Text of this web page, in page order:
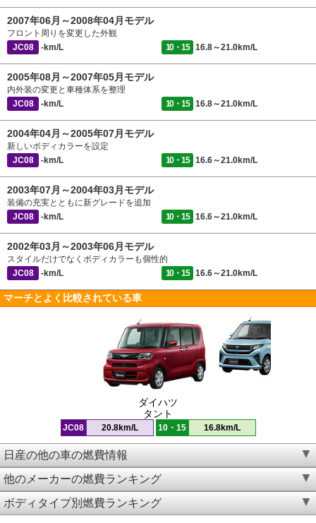
2007年06月～2008年04月モデル
フロント周りを変更した外観
JC08
-km/L 10・15 16.8～21.0km/L
2005年08月～2007年05月モデル
内外装の変更と車種体系を整理
JC08
-km/L 10・15 16.8～21.0km/L
2004年04月～2005年07月モデル
新しいボディカラーを設定
JC08
-km/L 10・15 16.6～21.0km/L
2003年07月～2004年03月モデル
装備の充実とともに新グレードを追加
JC08
-km/L 10・15 16.6～21.0km/L
2002年03月～2003年06月モデル
スタイルだけでなくボディカラーも個性的
JC08
-km/L 10・15 16.6～21.0km/L
マーチとよく比較されている車
ダイハツ
タント
JC08 20.8km/L 10・15 16.8km/L
日産の他の車の燃費情報
他のメーカーの燃費ランキング
ボディタイプ別燃費ランキング